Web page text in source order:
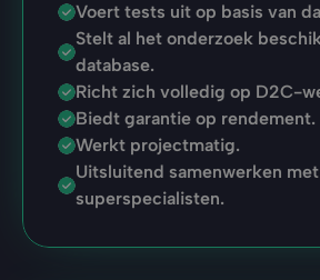
Voert tests uit op basis van
Stelt al het onderzoek
database.
Richt zich volledig op D2C-
Biedt garantie op rendement.
Werkt projectmatig.
Uitsluitend samenwerken met
superspecialisten.